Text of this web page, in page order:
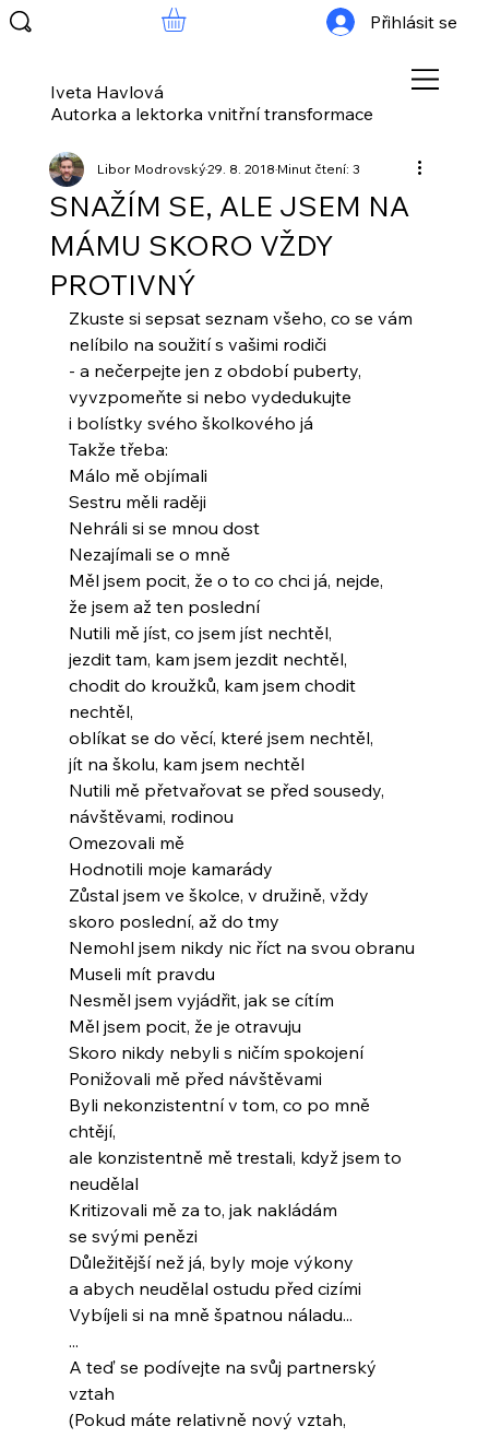
Iveta Havlová
Autorka a lektorka vnitřní transformace
Přihlásit se
SNAŽÍM SE, ALE JSEM NA
MÁMU SKORO VŽDY
PROTIVNÝ
Libor Modrovský29. 8. 2018Minut čtení: 3
Zkuste si sepsat seznam všeho, co se vám
nelíbilo na soužití s vašimi rodiči
- a nečerpejte jen z období puberty,
vyvzpomeňte si nebo vydedukujte
i bolístky svého školkového já
Takže třeba:
Málo mě objímali
Sestru měli raději
Nehráli si se mnou dost
Nezajímali se o mně
Měl jsem pocit, že o to co chci já, nejde,
že jsem až ten poslední
Nutili mě jíst, co jsem jíst nechtěl,
jezdit tam, kam jsem jezdit nechtěl,
chodit do kroužků, kam jsem chodit
nechtěl,
oblíkat se do věcí, které jsem nechtěl,
jít na školu, kam jsem nechtěl
Nutili mě přetvařovat se před sousedy,
návštěvami, rodinou
Omezovali mě
Hodnotili moje kamarády
Zůstal jsem ve školce, v družině, vždy
skoro poslední, až do tmy
Nemohl jsem nikdy nic říct na svou obranu
Museli mít pravdu
Nesměl jsem vyjádřit, jak se cítím
Měl jsem pocit, že je otravuju
Skoro nikdy nebyli s ničím spokojení
Ponižovali mě před návštěvami
Byli nekonzistentní v tom, co po mně
chtějí,
ale konzistentně mě trestali, když jsem to
neudělal
Kritizovali mě za to, jak nakládám
se svými penězi
Důležitější než já, byly moje výkony
a abych neudělal ostudu před cizími
Vybíjeli si na mně špatnou náladu...
...
A teď se podívejte na svůj partnerský
vztah
(Pokud máte relativně nový vztah,